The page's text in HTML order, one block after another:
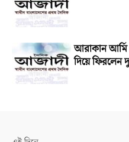
আরাকান
দিয়ে ফিরলেন